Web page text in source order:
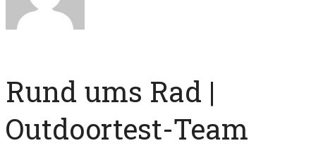
Rund ums Rad |
Outdoortest-Team